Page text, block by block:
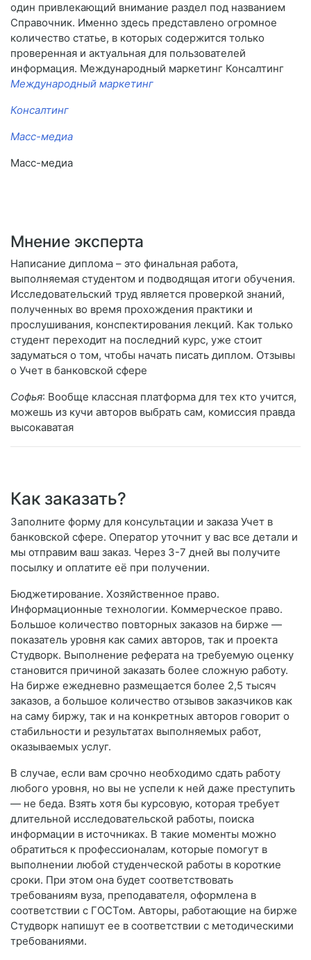
один привлекающий внимание раздел под названием
Справочник. Именно здесь представлено огромное
количество статье, в которых содержится только
проверенная и актуальная для пользователей
информация. Международный маркетинг Консалтинг
Международный маркетинг
Консалтинг
Масс-медиа
Масс-медиа
Мнение эксперта
Написание диплома – это финальная работа,
выполняемая студентом и подводящая итоги обучения.
Исследовательский труд является проверкой знаний,
полученных во время прохождения практики и
прослушивания, конспектирования лекций. Как только
студент переходит на последний курс, уже стоит
задуматься о том, чтобы начать писать диплом. Отзывы
о Учет в банковской сфере
Софья: Вообще классная платформа для тех кто учится,
можешь из кучи авторов выбрать сам, комиссия правда
высокаватая
Как заказать?
Заполните форму для консультации и заказа Учет в
банковской сфере. Оператор уточнит у вас все детали и
мы отправим ваш заказ. Через 3-7 дней вы получите
посылку и оплатите её при получении.
Бюджетирование. Хозяйственное право.
Информационные технологии. Коммерческое право.
Большое количество повторных заказов на бирже —
показатель уровня как самих авторов, так и проекта
Студворк. Выполнение реферата на требуемую оценку
становится причиной заказать более сложную работу.
На бирже ежедневно размещается более 2,5 тысяч
заказов, а большое количество отзывов заказчиков как
на саму биржу, так и на конкретных авторов говорит о
стабильности и результатах выполняемых работ,
оказываемых услуг.
В случае, если вам срочно необходимо сдать работу
любого уровня, но вы не успели к ней даже преступить
— не беда. Взять хотя бы курсовую, которая требует
длительной исследовательской работы, поиска
информации в источниках. В такие моменты можно
обратиться к профессионалам, которые помогут в
выполнении любой студенческой работы в короткие
сроки. При этом она будет соответствовать
требованиям вуза, преподавателя, оформлена в
соответствии с ГОСТом. Авторы, работающие на бирже
Студворк напишут ее в соответствии с методическими
требованиями.